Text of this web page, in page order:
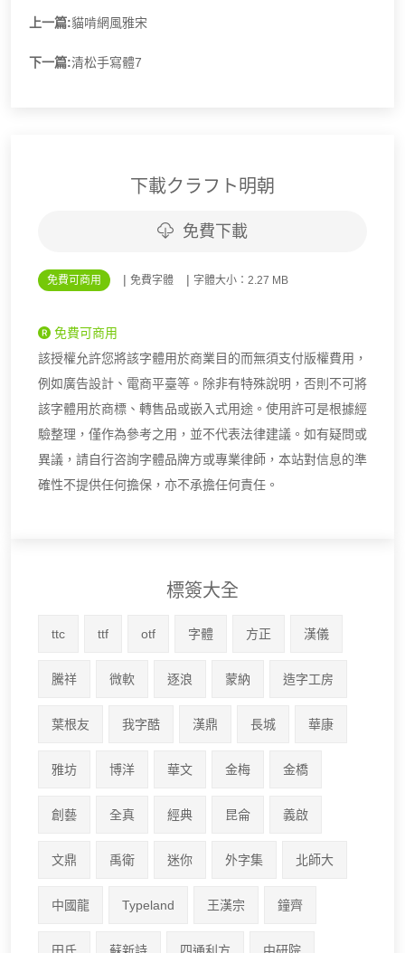
上一篇:貓啃網風雅宋
下一篇:清松手寫體7
下載クラフト明朝
免費下載
免費可商用 | 免費字體 | 字體大小：2.27 MB
免費可商用
該授權允許您將該字體用於商業目的而無須支付版權費用，
例如廣告設計、電商平臺等。除非有特殊說明，否則不可將
該字體用於商標、轉售品或嵌入式用途。使用許可是根據經
驗整理，僅作為參考之用，並不代表法律建議。如有疑問或
異議，請自行咨詢字體品牌方或專業律師，本站對信息的準
確性不提供任何擔保，亦不承擔任何責任。
標簽大全
ttc ttf otf 字體 方正 漢儀
騰祥 微軟 逐浪 蒙納 造字工房
葉根友 我字酷 漢鼎 長城 華康
雅坊 博洋 華文 金梅 金橋
創藝 全真 經典 昆侖 義啟
文鼎 禹衛 迷你 外字集 北師大
中國龍 Typeland 王漢宗 鐘齊